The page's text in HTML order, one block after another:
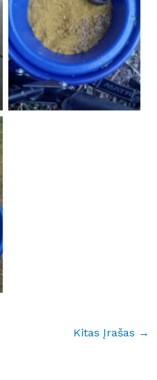
No Caption
Kitas Įrašas →